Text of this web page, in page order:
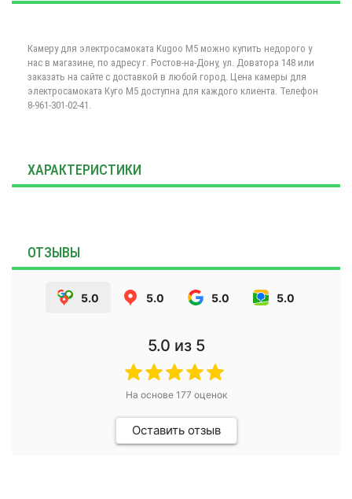
Камеру для электросамоката Kugoo M5 можно купить недорого у
нас в магазине, по адресу г. Ростов-на-Дону, ул. Доватора 148 или
заказать на сайте с доставкой в любой город. Цена камеры для
электросамоката Куго М5 доступна для каждого клиента. Телефон
8-961-301-02-41.
ХАРАКТЕРИСТИКИ
ОТЗЫВЫ
5.0 5.0 5.0 5.0
5.0 из 5
На основе 177 оценок
Оставить отзыв